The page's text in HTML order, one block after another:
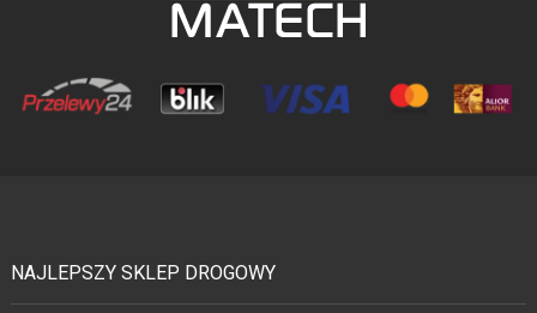
NAJLEPSZY SKLEP DROGOWY